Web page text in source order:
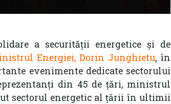
a securității energetice și de
Energiei, Dorin Junghietu, în
evenimente dedicate sectorului
din 45 de țări, ministrul
sectorul energetic al țării în ultimii